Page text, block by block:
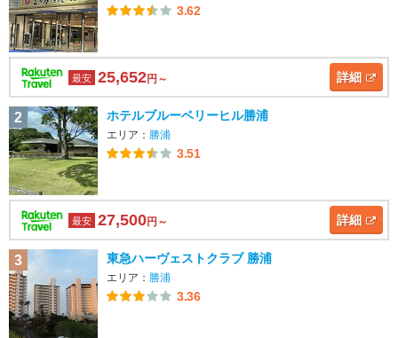
3.62
最安 25,652円～ 詳細
2 ホテルブルーベリーヒル勝浦
エリア： 勝浦
3.51
最安 27,500円～ 詳細
3 東急ハーヴェストクラブ 勝浦
エリア： 勝浦
3.36